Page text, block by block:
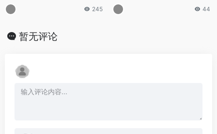
245 44
暂无评论